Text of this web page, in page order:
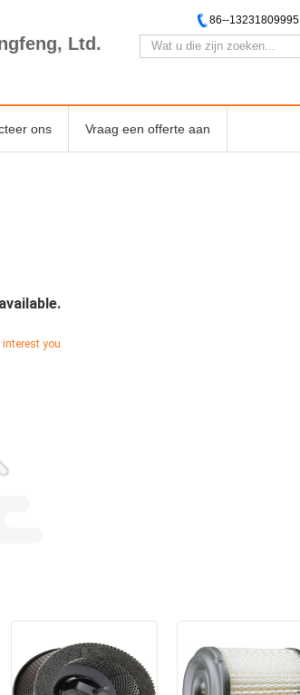
Ltd.
86--13231809995
ons Vraag een offerte aan
interest you